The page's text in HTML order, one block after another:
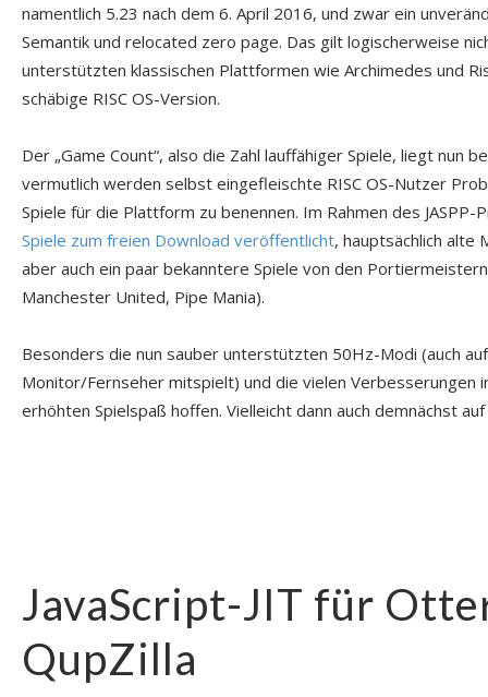
namentlich 5.23 nach dem 6. April 2016, und zwar ein
Semantik und relocated zero page. Das gilt logischerweise
unterstützten klassischen Plattformen wie Archimedes und
schäbige RISC OS-Version.
Der „Game Count“, also die Zahl lauffähiger Spiele, liegt nun
vermutlich werden selbst eingefleischte RISC OS-Nutzer
Spiele für die Plattform zu benennen. Im Rahmen des
Spiele zum freien Download veröffentlicht, hauptsächlich alte
aber auch ein paar bekanntere Spiele von den
Manchester United, Pipe Mania).
Besonders die nun sauber unterstützten 50Hz-Modi (auch
Monitor/Fernseher mitspielt) und die vielen Verbesserungen
erhöhten Spielspaß hoffen. Vielleicht dann auch demnächst
JavaScript-JIT für
QupZilla